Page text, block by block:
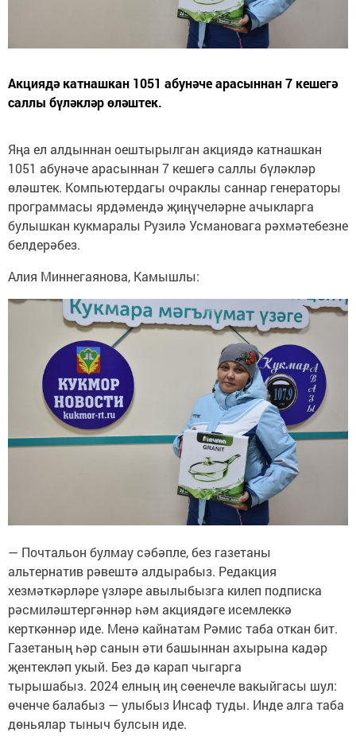
Акциядә катнашкан 1051 абунәче арасыннан 7 кешегә
саллы бүләкләр өләштек.
Яңа ел алдыннан оештырылган акциядә катнашкан
1051 абунәче арасыннан 7 кешегә саллы бүләкләр
өләштек. Компьютердагы очраклы саннар генераторы
программасы ярдәмендә җиңүчеләрне ачыкларга
булышкан кукмаралы Рузилә Усмановага рәхмәтебезне
белдерәбез.
Алия Миннегаянова, Камышлы:
— Почтальон булмау сәбәпле, без газетаны
альтернатив рәвештә алдырабыз. Редакция
хезмәткәрләре үзләре авылыбызга килеп подписка
рәсмиләштергәннәр һәм акциядәге исемлеккә
керткәннәр иде. Менә кайнатам Рәмис таба откан бит.
Газетаның һәр санын әти башыннан ахырына кадәр
җентекләп укый. Без дә карап чыгарга
тырышабыз. 2024 елның иң сөенечле вакыйгасы шул:
өченче балабыз — улыбыз Инсаф туды. Инде алга таба
дөньялар тыныч булсын иде.